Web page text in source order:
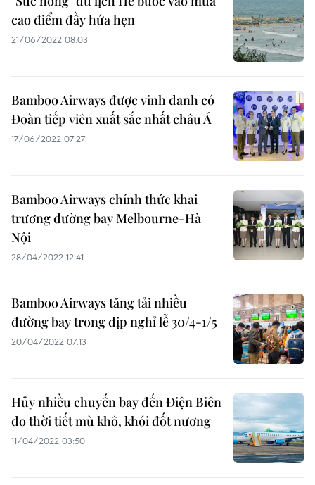
cao điểm đầy hứa hẹn
21/06/2022 08:03
Bamboo Airways được vinh danh có
Đoàn tiếp viên xuất sắc nhất châu Á
17/06/2022 07:27
Bamboo Airways chính thức khai
trương đường bay Melbourne-Hà
Nội
28/04/2022 12:41
Bamboo Airways tăng tải nhiều
đường bay trong dịp nghỉ lễ 30/4-1/5
20/04/2022 07:13
Hủy nhiều chuyến bay đến Điện Biên
do thời tiết mù khô, khói đốt nương
11/04/2022 03:50